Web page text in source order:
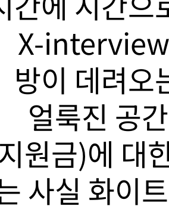
X-
방이 데려오
얼룩진 공
원금)에 대
사실 화이